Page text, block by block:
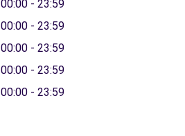
00:00 - 23:59
00:00 - 23:59
00:00 - 23:59
00:00 - 23:59
00:00 - 23:59